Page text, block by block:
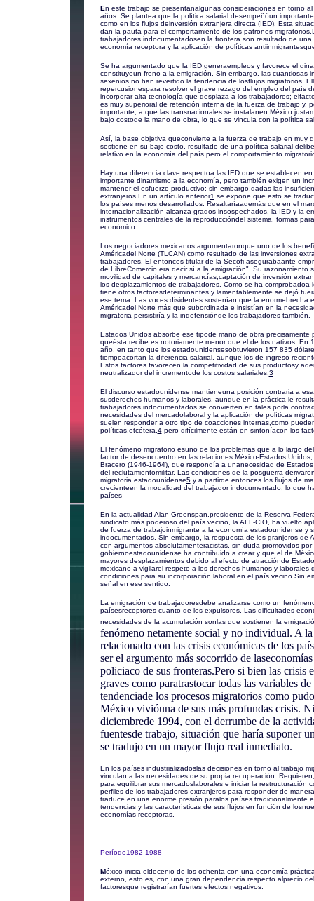
En este trabajo se presentanalgunas consideraciones en torno
años. Se plantea que la política salarial desempeñóun
como en los flujos deinversión extranjera directa (IED). Esta
dan la pauta para el comportamiento de los patrones
trabajadores indocumentadosen la frontera son resultado de
economía receptora y la aplicación de políticas
Se ha argumentado que la IED generaempleos y favorece el
constituyeun freno a la emigración. Sin embargo, las cuantiosas
sexenios no han revertido la tendencia de losflujos migratorios.
repercusionespara resolver el grave rezago del empleo del país
incorporar alta tecnología que desplaza a los trabajadores;
es muy superioral de retención interna de la fuerza de trabajo y,
importante, a que las transnacionales se instalanen México
bajo costode la mano de obra, lo que se vincula con la política
Así, la base objetiva queconvierte a la fuerza de trabajo en muy
sostiene en su bajo costo, resultado de una política salarial
relativo en la economía del país,pero el comportamiento
Hay una diferencia clave respectoa las IED que se establecen
importante dinamismo a la economía, pero también exigen un
mantener el esfuerzo productivo; sin embargo,dadas las
extranjeros.En un artículo anterior1 se expone que esto se
los países menos desarrollados. Resaltaríaademás que en el
internacionalización alcanza grados insospechados, la IED y la
instrumentos centrales de la reproduccióndel sistema, formas
económico.
Los negociadores mexicanos argumentaronque uno de los
Américadel Norte (TLCAN) como resultado de las inversiones
trabajadores. El entonces titular de la Secofi asegurabaante
de LibreComercio era decir sí a la emigración". Su
movilidad de capitales y mercancías,captación de inversión
los desplazamientos de trabajadores. Como se ha comprobadoa
tiene otros factoresdeterminantes y lamentablemente se dejó
ese tema. Las voces disidentes sostenían que la enormebrecha
Américadel Norte más que subordinada e insistían en la
migratoria persistiría y la indefensiónde los trabajadores también.
Estados Unidos absorbe ese tipode mano de obra precisamente
queésta recibe es notoriamente menor que el de los nativos. En
año, en tanto que los estadounidensesobtuvieron 157 835
tiempoacortan la diferencia salarial, aunque los de ingreso
Estos factores favorecen la competitividad de sus productosy
neutralizador del incrementode los costos salariales. 3
El discurso estadounidense mantieneuna posición contraria a
susderechos humanos y laborales, aunque en la práctica le
trabajadores indocumentados se convierten en tales porla
necesidades del mercadolaboral y la aplicación de políticas
suelen responder a otro tipo de coacciones internas,como
políticas,etcétera, 4pero difícilmente están en sintoníacon los
El fenómeno migratorio esuno de los problemas que a lo largo
factor de desencuentro en las relaciones México-Estados
Bracero (1946-1964), que respondía a unanecesidad de
del reclutamientomilitar. Las condiciones de la posguerra
migratoria estadounidense5y a partirde entonces los flujos de
crecienteen la modalidad del trabajador indocumentado, lo que
países
En la actualidad Alan Greenspan,presidente de la Reserva
sindicato más poderoso del país vecino, la AFL-CIO, ha vuelto
de fuerza de trabajoinmigrante a la economía estadounidense y
indocumentados. Sin embargo, la respuesta de los granjeros de
con argumentos absolutamenteracistas, sin duda promovidos
gobiernoestadounidense ha contribuido a crear y que el de
mayores desplazamientos debido al efecto de atracciónde
mexicano a vigilarel respeto a los derechos humanos y laborales
condiciones para su incorporación laboral en el país vecino.Sin
señal en ese sentido.
La emigración de trabajadoresdebe analizarse como un
paísesreceptores cuanto de los expulsores. Las dificultades
necesidades de la acumulación sonlas que sostienen la
fenómeno netamente social y no individual. A
relacionado con las crisis económicas de los
ser el argumento más socorrido de
policiaco de sus fronteras.Pero si bien las crisis
graves como paratrastocar todas las variables
tendenciade los procesos migratorios como
México vivióuna de sus más profundas crisis.
diciembrede 1994, con el derrumbe de la
fuentesde trabajo, situación que haría suponer
se tradujo en un mayor flujo real inmediato.
En los países industrializadoslas decisiones en torno al trabajo
vinculan a las necesidades de su propia recuperación.
para equilibrar sus mercadoslaborales e iniciar la restructuración
perfiles de los trabajadores extranjeros para responder de
traduce en una enorme presión paralos países tradicionalmente
tendencias y las características de sus flujos en función de
economías receptoras.
Período1982-1988
México inicia eldecenio de los ochenta con una economía
externo, esto es, con una gran dependencia respecto alprecio
factoresque registrarían fuertes efectos negativos.